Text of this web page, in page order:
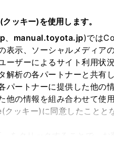
ッキー)を使用します。
、 manual.toyota.jp)では
表示、ソーシャルメディア
ーザーによるサイト利用状
解析の各パートナーと共有
パートナーに提供した他の
他の情報を組み合わせて使
ッキー)に同意したことと
ンライン購入お気に入り 保存